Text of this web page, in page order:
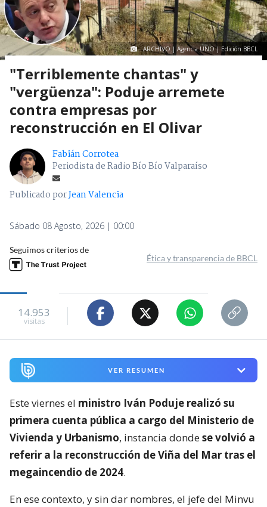
ARCHIVO | Agencia UNO | Edición BBCL
"Terriblemente chantas" y
"vergüenza": Poduje arremete
contra empresas por
reconstrucción en El Olivar
Fabián Corrotea
Periodista de Radio Bío Bío Valparaíso
Publicado porJean Valencia
Sábado 08 Agosto, 2026 | 00:00
Seguimos criterios de
Ética y transparencia de BBCL
14.953
visitas
VER RESUMEN
Este viernes el ministro Iván Poduje realizó su
primera cuenta pública a cargo del Ministerio de
Vivienda y Urbanismo, instancia dondese volvió a
referir a la reconstrucción de Viña del Mar tras el
megaincendio de 2024.
En ese contexto, y sin dar nombres, el jefe del Minvu